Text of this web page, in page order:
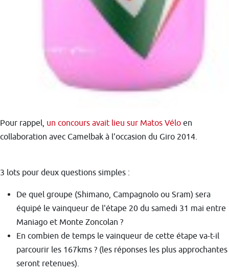
Pour rappel, un concours avait lieu sur Matos Vélo en
collaboration avec Camelbak à l'occasion du Giro 2014.
3 lots pour deux questions simples :
De quel groupe (Shimano, Campagnolo ou Sram) sera
équipé le vainqueur de l'étape 20 du samedi 31 mai entre
Maniago et Monte Zoncolan ?
En combien de temps le vainqueur de cette étape va-t-il
parcourir les 167kms ? (les réponses les plus approchantes
seront retenues).